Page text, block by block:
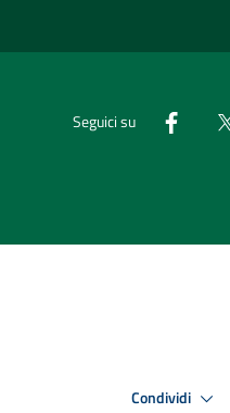
Seguici su
Condividi